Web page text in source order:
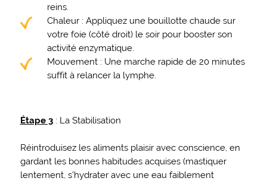
reins.
Chaleur : Appliquez une bouillotte chaude sur
votre foie (côté droit) le soir pour booster son
activité enzymatique.
Mouvement : Une marche rapide de 20 minutes
suffit à relancer la lymphe.
Étape 3: La Stabilisation
Réintroduisez les aliments plaisir avec conscience, en
gardant les bonnes habitudes acquises (mastiquer
lentement, s’hydrater avec une eau faiblement